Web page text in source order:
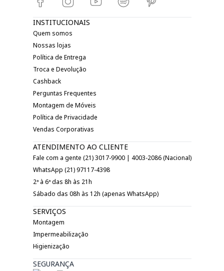
INSTITUCIONAIS
Quem somos
Nossas lojas
Política de Entrega
Troca e Devolução
Cashback
Perguntas Frequentes
Montagem de Móveis
Política de Privacidade
Vendas Corporativas
ATENDIMENTO AO CLIENTE
Fale com a gente (21) 3017-9900 | 4003-2086 (Nacional)
WhatsApp (21) 97117-4398
2ª à 6ª das 8h às 21h
Sábado das 08h às 12h (apenas WhatsApp)
SERVIÇOS
Montagem
Impermeabilização
Higienização
SEGURANÇA